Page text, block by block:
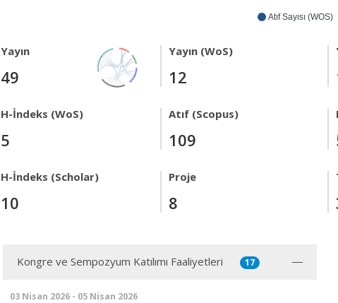
Atıf Sayısı (WOS)
Yayın
49
Yayın (WoS)
12
H-İndeks (WoS)
5
Atıf (Scopus)
109
H-İndeks (Scholar)
10
Proje
8
Kongre ve Sempozyum Katılımı Faaliyetleri 17
03 Nisan 2026 - 05 Nisan 2026